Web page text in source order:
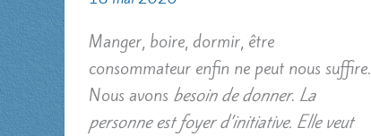
Manger, boire, dormir, être
consommateur enfin ne peut nous suffire.
Nous avons besoin de donner. La
personne est foyer d’initiative. Elle veut